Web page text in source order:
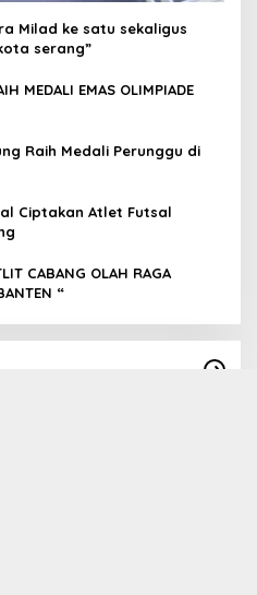
Milad ke satu sekaligus
serang”
MEDALI EMAS OLIMPIADE
Raih Medali Perunggu di
Ciptakan Atlet Futsal
CABANG OLAH RAGA
“